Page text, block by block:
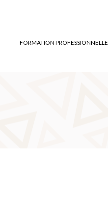
FORMATION PROFESSIONNELLE